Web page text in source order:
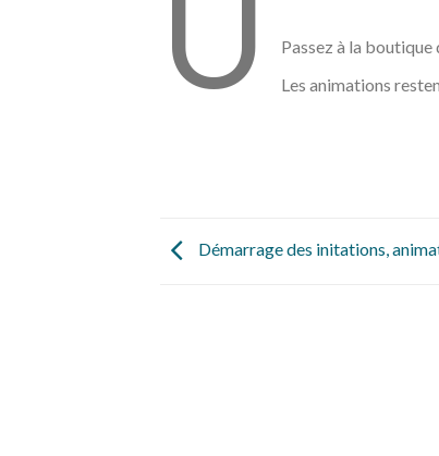
Passez à la boutique
Les animations
Démarrage des initations,